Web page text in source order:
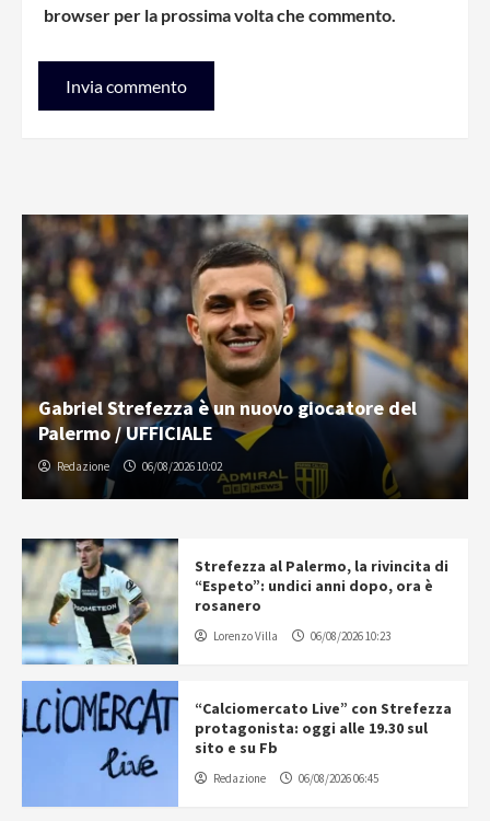
browser per la prossima volta che commento.
Gabriel Strefezza è un nuovo giocatore del
Palermo / UFFICIALE
Redazione 06/08/2026 10:02
Strefezza al Palermo, la rivincita di
“Espeto”: undici anni dopo, ora è
rosanero
Lorenzo Villa 06/08/2026 10:23
“Calciomercato Live” con Strefezza
protagonista: oggi alle 19.30 sul
sito e su Fb
Redazione 06/08/2026 06:45